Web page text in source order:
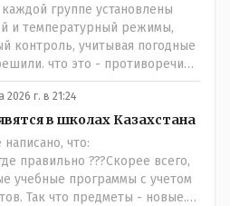
группе установлены
и температурный режимы,
контроль, учитывая погодные
что это - противоречие.
противоречия нет. Этот
следующий день после
когда спешно установили и
и впервые поставили
контроль. То есть первая
вторая часть -
когда все уже было
2026 г. в 21:24
в школах Казахстана
написано, что:
правильно ???Скорее всего,
учебные программы с учетом
Так что предметы - новые.